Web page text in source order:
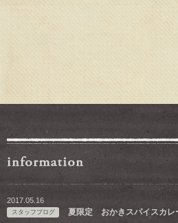
2017.05.16
スタッフブログ 夏限定 おかきスパイスカレ